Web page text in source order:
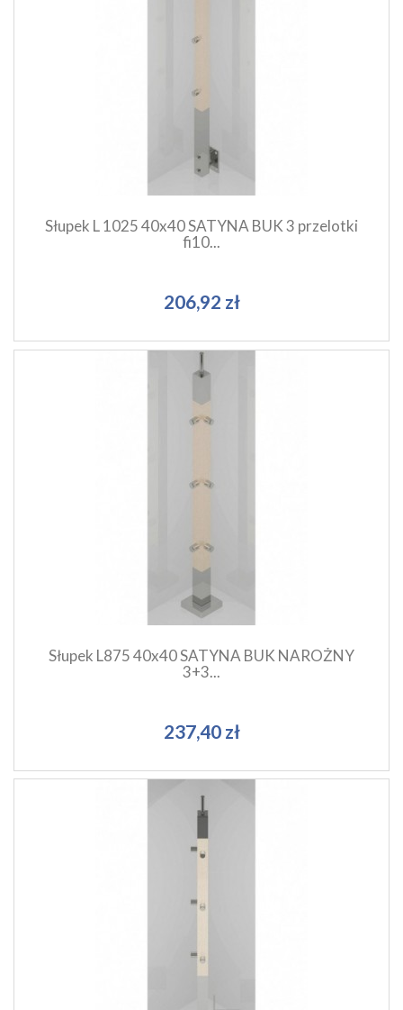
Szybki podgląd produktu
Słupek L 1025 40x40 SATYNA BUK 3 przelotki
fi10...
206,92 zł
Słupek L875 40x40 SATYNA BUK NAROŻNY
3+3...
237,40 zł
Szybki podgląd produktu